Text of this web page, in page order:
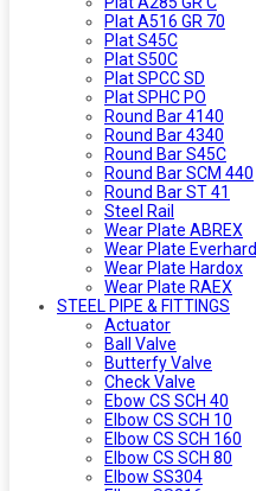
Plat A516 GR 70
Plat S45C
Plat S50C
Plat SPCC SD
Plat SPHC PO
Round Bar 4140
Round Bar 4340
Round Bar S45C
Round Bar SCM 440
Round Bar ST 41
Steel Rail
Wear Plate ABREX
Wear Plate Everhard
Wear Plate Hardox
Wear Plate RAEX
STEEL PIPE & FITTINGS
Actuator
Ball Valve
Butterfy Valve
Check Valve
Ebow CS SCH 40
Elbow CS SCH 10
Elbow CS SCH 160
Elbow CS SCH 80
Elbow SS304